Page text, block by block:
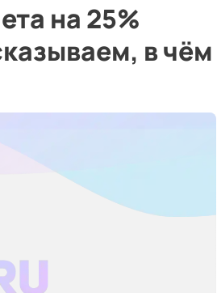
на 25%
в чём